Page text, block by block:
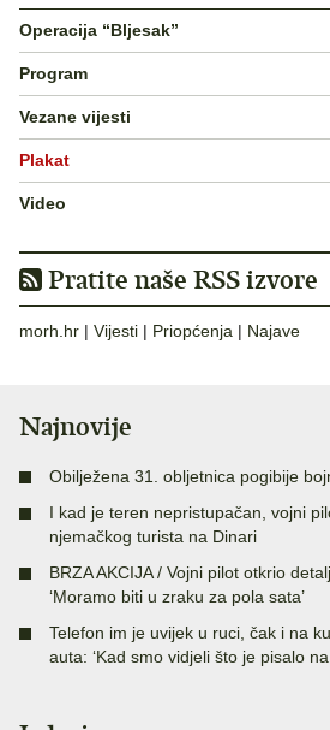
Operacija “Bljesak”
Program
Vezane vijesti
Plakat
Video
Pratite naše RSS izvore
morh.hr | Vijesti | Priopćenja | Najave
Najnovije
Obilježena 31. obljetnica pogibije
I kad je teren nepristupačan, vojni
njemačkog turista na Dinari
BRZA AKCIJA / Vojni pilot otkrio
‘Moramo biti u zraku za pola sata’
Telefon im je uvijek u ruci, čak i na
auta: ‘Kad smo vidjeli što je pisalo